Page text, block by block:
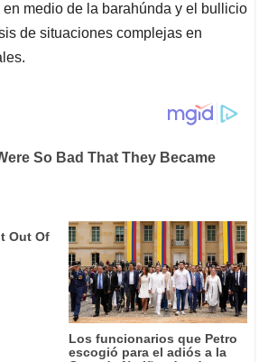
medio de la barahúnda y el bullicio
de situaciones complejas en